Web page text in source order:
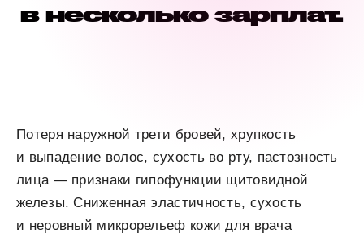
в несколько зарплат.
Потеря наружной трети бровей, хрупкость
и выпадение волос, сухость во рту, пастозность
лица — признаки гипофункции щитовидной
железы. Сниженная эластичность, сухость
и неровный микрорельеф кожи для врача